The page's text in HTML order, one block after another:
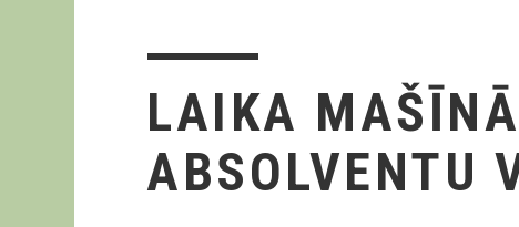
LAIKA
ABSOLVENTU